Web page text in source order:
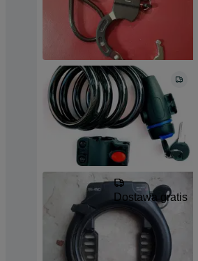
Dostawa gratis